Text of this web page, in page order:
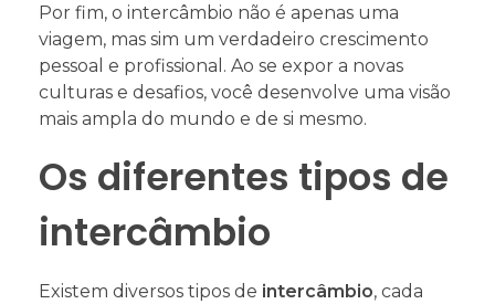
Por fim, o intercâmbio não é apenas uma
viagem, mas sim um verdadeiro crescimento
pessoal e profissional. Ao se expor a novas
culturas e desafios, você desenvolve uma visão
mais ampla do mundo e de si mesmo.
Os diferentes tipos de
intercâmbio
Existem diversos tipos de intercâmbio, cada